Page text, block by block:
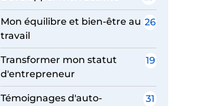
Mon équilibre et bien-être au
travail
26
Transformer mon statut
d'entrepreneur
19
Témoignages d'auto-
31